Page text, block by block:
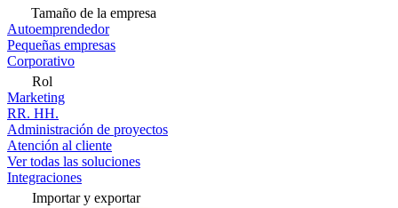
Tamaño de la empresa
Autoemprendedor
Pequeñas empresas
Corporativo
Rol
Marketing
RR. HH.
Administración de proyectos
Atención al cliente
Ver todas las soluciones
Integraciones
Importar y exportar